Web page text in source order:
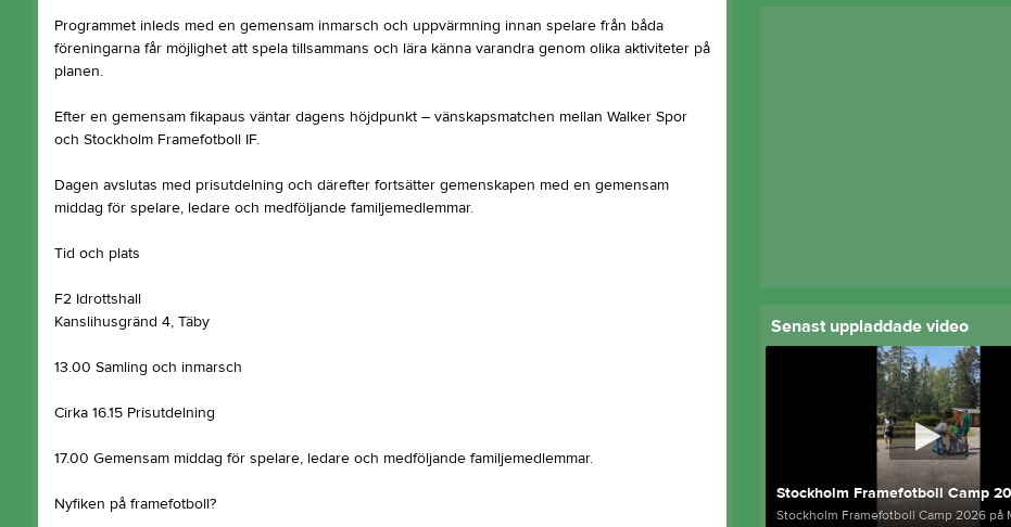
Programmet inleds med en gemensam inmarsch och uppvärmning innan spelare från båda
föreningarna får möjlighet att spela tillsammans och lära känna varandra genom olika aktiviteter på
planen.
Efter en gemensam fikapaus väntar dagens höjdpunkt – vänskapsmatchen mellan Walker Spor
och Stockholm Framefotboll IF.
Dagen avslutas med prisutdelning och därefter fortsätter gemenskapen med en gemensam
middag för spelare, ledare och medföljande familjemedlemmar.
Tid och plats
F2 Idrottshall
Kanslihusgränd 4, Täby
13.00 Samling och inmarsch
Cirka 16.15 Prisutdelning
17.00 Gemensam middag för spelare, ledare och medföljande familjemedlemmar.
Nyfiken på framefotboll?
Senast uppladdade video
Stockholm Framefotboll Camp
Stockholm Framefotboll Camp 2026 på